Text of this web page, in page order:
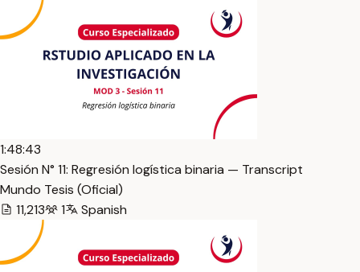
1:48:43
Sesión N° 11: Regresión logística binaria — Transcript
Mundo Tesis (Oficial)
11,213
1 Spanish